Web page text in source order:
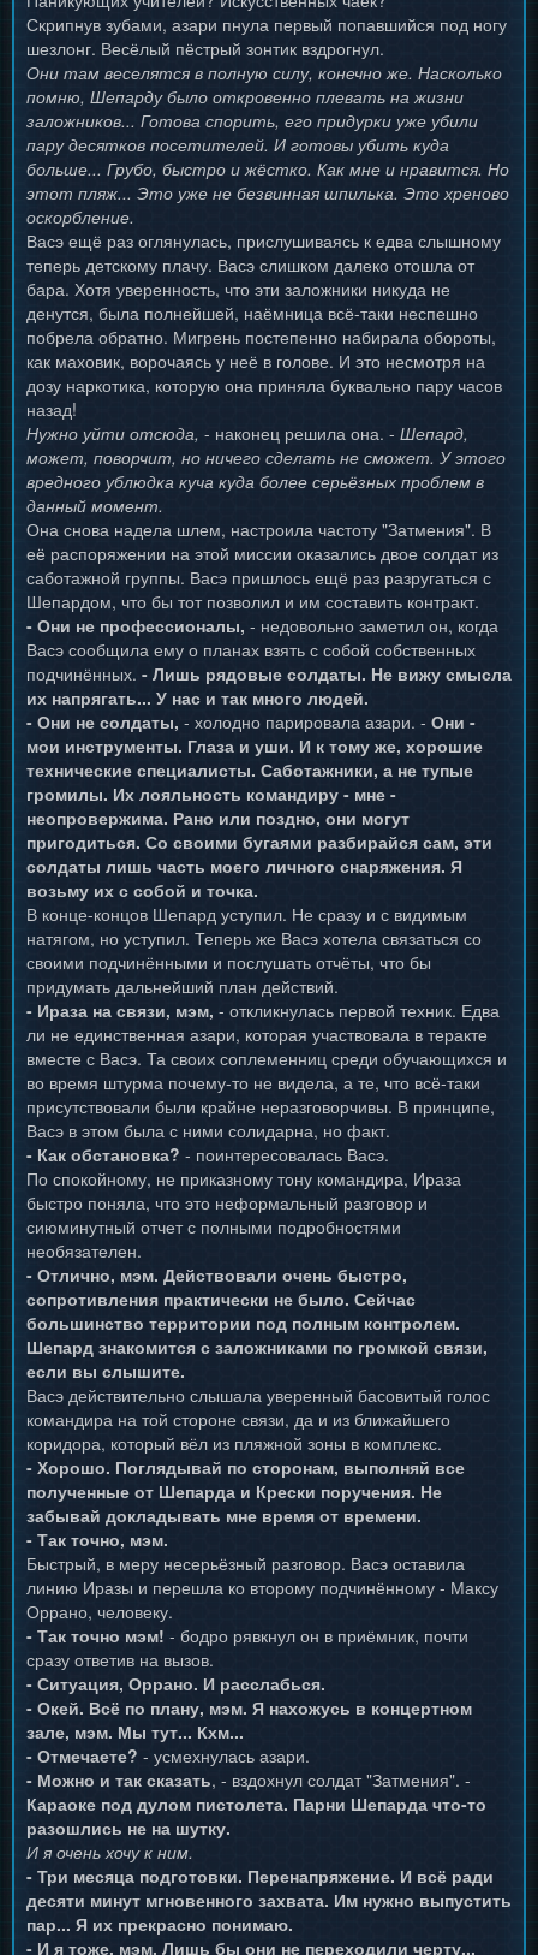
Скрипнув зубами, азари пнула первый попавшийся под ногу
шезлонг. Весёлый пёстрый зонтик вздрогнул.
Они там веселятся в полную силу, конечно же. Насколько
помню, Шепарду было откровенно плевать на жизни
заложников... Готова спорить, его придурки уже убили
пару десятков посетителей. И готовы убить куда
больше... Грубо, быстро и жёстко. Как мне и нравится. Но
этот пляж... Это уже не безвинная шпилька. Это хреново
оскорбление.
Васэ ещё раз оглянулась, прислушиваясь к едва слышному
теперь детскому плачу. Васэ слишком далеко отошла от
бара. Хотя уверенность, что эти заложники никуда не
денутся, была полнейшей, наёмница всё-таки неспешно
побрела обратно. Мигрень постепенно набирала обороты,
как маховик, ворочаясь у неё в голове. И это несмотря на
дозу наркотика, которую она приняла буквально пару часов
назад!
Нужно уйти отсюда, - наконец решила она. - Шепард,
может, поворчит, но ничего сделать не сможет. У этого
вредного ублюдка куча куда более серьёзных проблем в
данный момент.
Она снова надела шлем, настроила частоту "Затмения". В
её распоряжении на этой миссии оказались двое солдат из
саботажной группы. Васэ пришлось ещё раз разругаться с
Шепардом, что бы тот позволил и им составить контракт.
- Они не профессионалы, - недовольно заметил он, когда
Васэ сообщила ему о планах взять с собой собственных
подчинённых. - Лишь рядовые солдаты. Не вижу смысла
их напрягать... У нас и так много людей.
- Они не солдаты, - холодно парировала азари. - Они -
мои инструменты. Глаза и уши. И к тому же, хорошие
технические специалисты. Саботажники, а не тупые
громилы. Их лояльность командиру - мне -
неопровержима. Рано или поздно, они могут
пригодиться. Со своими бугаями разбирайся сам, эти
солдаты лишь часть моего личного снаряжения. Я
возьму их с собой и точка.
В конце-концов Шепард уступил. Не сразу и с видимым
натягом, но уступил. Теперь же Васэ хотела связаться со
своими подчинёнными и послушать отчёты, что бы
придумать дальнейший план действий.
- Ираза на связи, мэм, - откликнулась первой техник. Едва
ли не единственная азари, которая участвовала в теракте
вместе с Васэ. Та своих соплеменниц среди обучающихся и
во время штурма почему-то не видела, а те, что всё-таки
присутствовали были крайне неразговорчивы. В принципе,
Васэ в этом была с ними солидарна, но факт.
- Как обстановка? - поинтересовалась Васэ.
По спокойному, не приказному тону командира, Ираза
быстро поняла, что это неформальный разговор и
сиюминутный отчет с полными подробностями
необязателен.
- Отлично, мэм. Действовали очень быстро,
сопротивления практически не было. Сейчас
большинство территории под полным контролем.
Шепард знакомится с заложниками по громкой связи,
если вы слышите.
Васэ действительно слышала уверенный басовитый голос
командира на той стороне связи, да и из ближайшего
коридора, который вёл из пляжной зоны в комплекс.
- Хорошо. Поглядывай по сторонам, выполняй все
полученные от Шепарда и Крески поручения. Не
забывай докладывать мне время от времени.
- Так точно, мэм.
Быстрый, в меру несерьёзный разговор. Васэ оставила
линию Иразы и перешла ко второму подчинённому - Максу
Оррано, человеку.
- Так точно мэм! - бодро рявкнул он в приёмник, почти
сразу ответив на вызов.
- Ситуация, Оррано. И расслабься.
- Окей. Всё по плану, мэм. Я нахожусь в концертном
зале, мэм. Мы тут... Кхм...
- Отмечаете? - усмехнулась азари.
- Можно и так сказать, - вздохнул солдат "Затмения". -
Караоке под дулом пистолета. Парни Шепарда что-то
разошлись не на шутку.
И я очень хочу к ним.
- Три месяца подготовки. Перенапряжение. И всё ради
десяти минут мгновенного захвата. Им нужно выпустить
пар... Я их прекрасно понимаю.
- И я тоже, мэм. Лишь бы они не переходили черту...